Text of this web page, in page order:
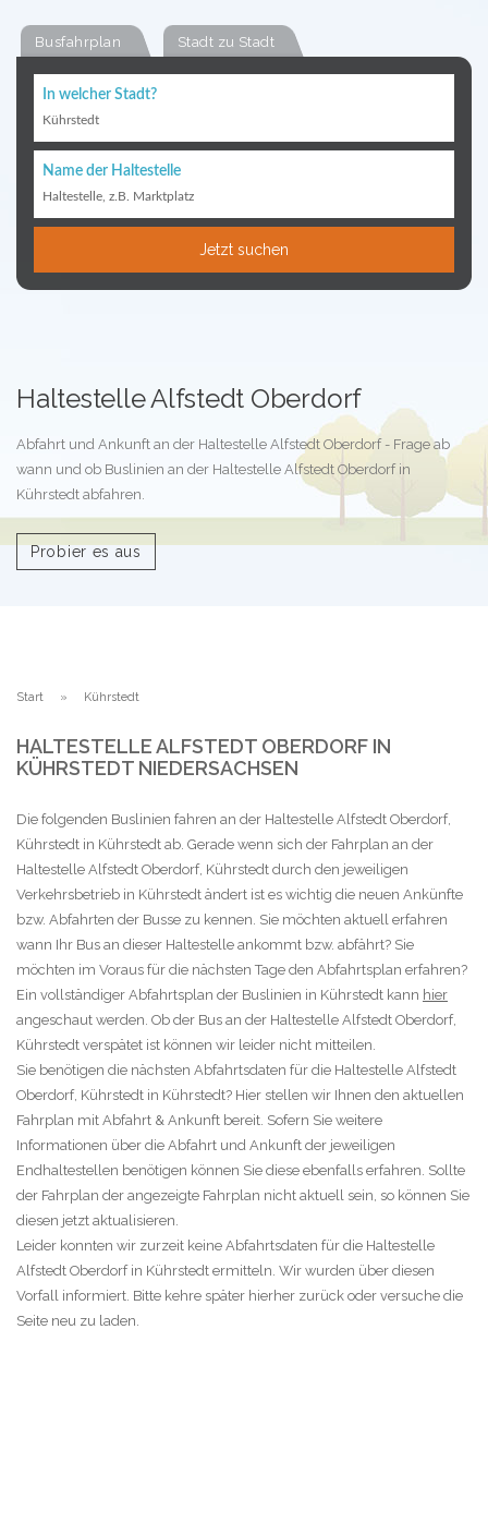
Busfahrplan Stadt zu Stadt
In welcher Stadt?
Kührstedt
Name der Haltestelle
Haltestelle, z.B. Marktplatz
Jetzt suchen
Haltestelle Alfstedt Oberdorf
Abfahrt und Ankunft an der Haltestelle Alfstedt Oberdorf - Frage ab
wann und ob Buslinien an der Haltestelle Alfstedt Oberdorf in
Kührstedt abfahren.
Probier es aus
Start Kührstedt
HALTESTELLE ALFSTEDT OBERDORF IN
KÜHRSTEDT NIEDERSACHSEN
Die folgenden Buslinien fahren an der Haltestelle Alfstedt Oberdorf,
Kührstedt in Kührstedt ab. Gerade wenn sich der Fahrplan an der
Haltestelle Alfstedt Oberdorf, Kührstedt durch den jeweiligen
Verkehrsbetrieb in Kührstedt ändert ist es wichtig die neuen Ankünfte
bzw. Abfahrten der Busse zu kennen. Sie möchten aktuell erfahren
wann Ihr Bus an dieser Haltestelle ankommt bzw. abfährt? Sie
möchten im Voraus für die nächsten Tage den Abfahrtsplan erfahren?
Ein vollständiger Abfahrtsplan der Buslinien in Kührstedt kann hier
angeschaut werden. Ob der Bus an der Haltestelle Alfstedt Oberdorf,
Kührstedt verspätet ist können wir leider nicht mitteilen.
Sie benötigen die nächsten Abfahrtsdaten für die Haltestelle Alfstedt
Oberdorf, Kührstedt in Kührstedt? Hier stellen wir Ihnen den aktuellen
Fahrplan mit Abfahrt & Ankunft bereit. Sofern Sie weitere
Informationen über die Abfahrt und Ankunft der jeweiligen
Endhaltestellen benötigen können Sie diese ebenfalls erfahren. Sollte
der Fahrplan der angezeigte Fahrplan nicht aktuell sein, so können Sie
diesen jetzt aktualisieren.
Leider konnten wir zurzeit keine Abfahrtsdaten für die Haltestelle
Alfstedt Oberdorf in Kührstedt ermitteln. Wir wurden über diesen
Vorfall informiert. Bitte kehre später hierher zurück oder versuche die
Seite neu zu laden.